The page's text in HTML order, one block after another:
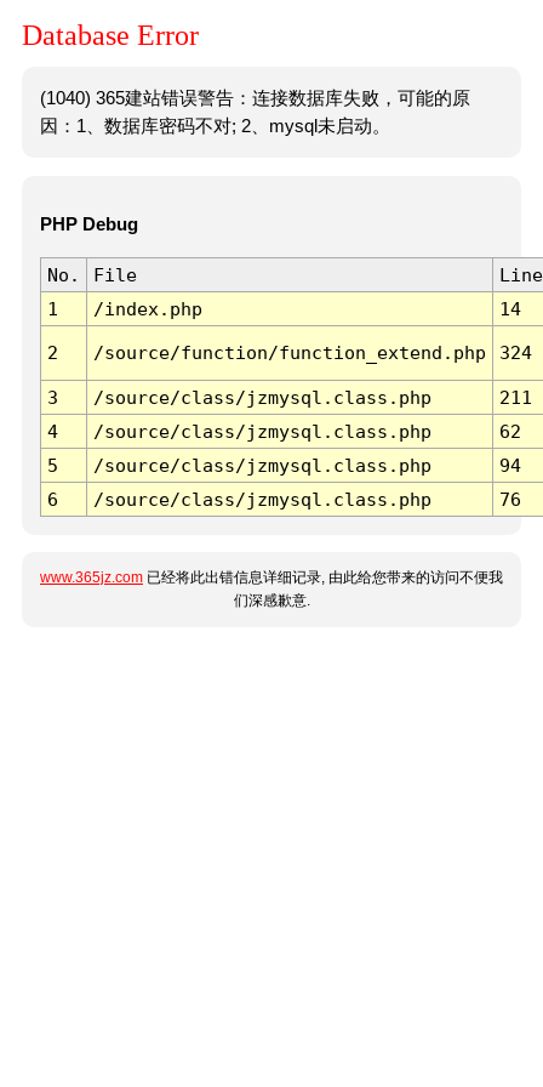
Database Error
(1040) 365建站错误警告：连接数据库失败，可能的原
因：1、数据库密码不对; 2、mysql未启动。
PHP Debug
No. File
Line
1
/index.php 14
2 /source/function/function_extend.php 324
3 /source/class/jzmysql.class.php
211
4
/source/class/jzmysql.class.php
62
5
/source/class/jzmysql.class.php
94
6
/source/class/jzmysql.class.php 76
www.365jz.com 已经将此出错信息详细记录, 由此给您带来的访问不便我
们深感歉意.